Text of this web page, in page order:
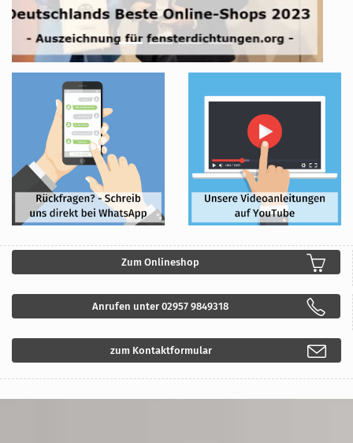
Zum Onlineshop
Anrufen unter 02957 9849318
zum Kontaktformular